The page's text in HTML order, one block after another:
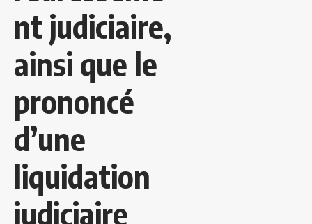
nt judiciaire,
ainsi que le
prononcé
d’une
liquidation
judiciaire